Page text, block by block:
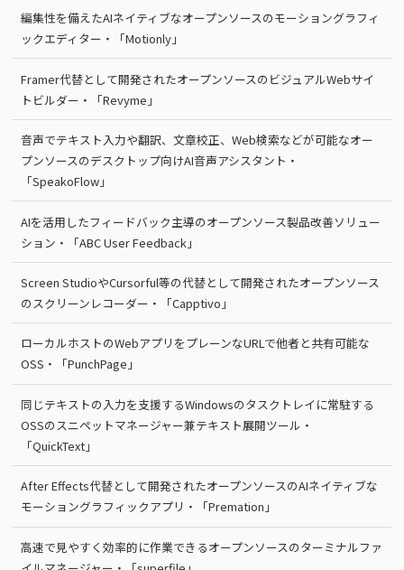
編集性を備えたAIネイティブなオープンソースのモーショングラフィ
ックエディター・「Motionly」
Framer代替として開発されたオープンソースのビジュアルWebサイ
トビルダー・「Revyme」
音声でテキスト入力や翻訳、文章校正、Web検索などが可能なオー
プンソースのデスクトップ向けAI音声アシスタント・
「SpeakoFlow」
AIを活用したフィードバック主導のオープンソース製品改善ソリュー
ション・「ABC User Feedback」
Screen StudioやCursorful等の代替として開発されたオープンソース
のスクリーンレコーダー・「Capptivo」
ローカルホストのWebアプリをプレーンなURLで他者と共有可能な
OSS・「PunchPage」
同じテキストの入力を支援するWindowsのタスクトレイに常駐する
OSSのスニペットマネージャー兼テキスト展開ツール・
「QuickText」
After Effects代替として開発されたオープンソースのAIネイティブな
モーショングラフィックアプリ・「Premation」
高速で見やすく効率的に作業できるオープンソースのターミナルファ